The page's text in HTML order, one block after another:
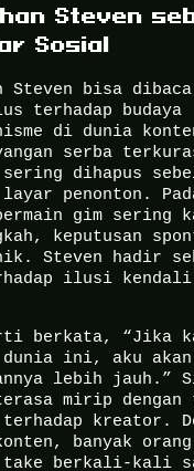
Steven
Sosial
Steven bisa
terhadap budaya
di dunia
serba
sering dihapus
layar penonton.
gim sering
keputusan
Steven hadir
ilusi
berkata, “Jika
dunia ini, aku akan
lebih jauh.”
mirip dengan
kreator.
banyak
take berkali-kali